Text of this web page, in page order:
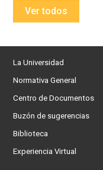
Ver todos
La Universidad
Normativa General
Centro de Documentos
Buzón de sugerencias
Biblioteca
Experiencia Virtual